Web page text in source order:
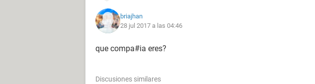
briajhan
28 jul 2017 a las 04:46
que compa#ia eres?
Discusiones similares